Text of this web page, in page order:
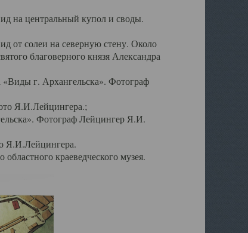
на центральный купол и своды.
от солеи на северную стену. Около
благоверного князя Александра
г. Архангельска». Фотограф
Я.И.Лейцингера.;
Фотограф Лейцингер Я.И.
Я.И.Лейцингера.
краеведческого музея.